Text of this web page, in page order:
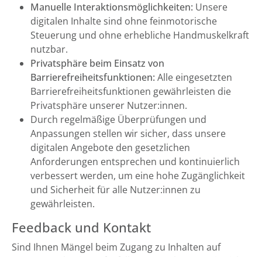
Manuelle Interaktionsmöglichkeiten: Unsere
digitalen Inhalte sind ohne feinmotorische
Steuerung und ohne erhebliche Handmuskelkraft
nutzbar.
Privatsphäre beim Einsatz von
Barrierefreiheitsfunktionen: Alle eingesetzten
Barrierefreiheitsfunktionen gewährleisten die
Privatsphäre unserer Nutzer:innen.
Durch regelmäßige Überprüfungen und
Anpassungen stellen wir sicher, dass unsere
digitalen Angebote den gesetzlichen
Anforderungen entsprechen und kontinuierlich
verbessert werden, um eine hohe Zugänglichkeit
und Sicherheit für alle Nutzer:innen zu
gewährleisten.
Feedback und Kontakt
Sind Ihnen Mängel beim Zugang zu Inhalten auf